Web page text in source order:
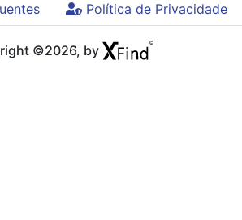
Política de Privacidade
©2026, by